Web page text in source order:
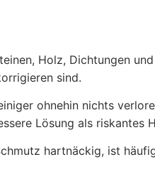
Holz, Dichtungen
sind.
ohnehin nichts
Lösung als riskantes
hartnäckig, ist